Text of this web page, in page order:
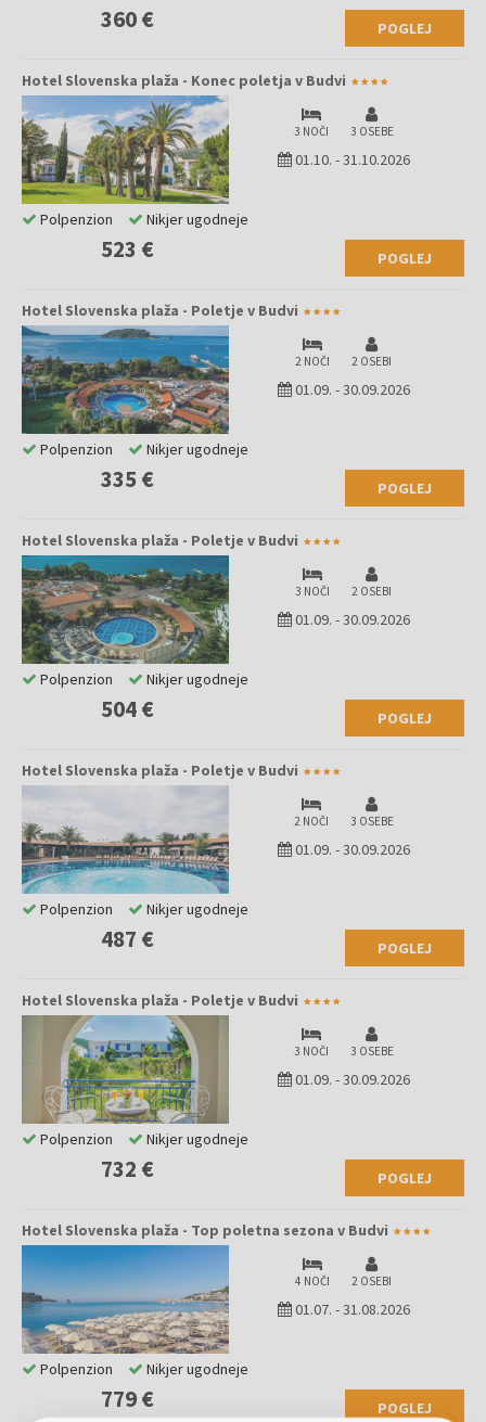
360 € POGLEJ
Hotel Slovenska plaža - Konec poletja v Budvi
3 NOČI 3 OSEBE
01.10. -31.10.2026
523 € POGLEJ
Polpenzion Nikjer ugodneje
Hotel Slovenska plaža - Poletje v Budvi
2 NOČI 2 OSEBI
01.09. -30.09.2026
335 € POGLEJ
Polpenzion Nikjer ugodneje
Hotel Slovenska plaža - Poletje v Budvi
3 NOČI 2 OSEBI
01.09. -30.09.2026
504 € POGLEJ
Polpenzion Nikjer ugodneje
Hotel Slovenska plaža - Poletje v Budvi
2 NOČI 3 OSEBE
01.09. -30.09.2026
487 € POGLEJ
Polpenzion Nikjer ugodneje
Hotel Slovenska plaža - Poletje v Budvi
3 NOČI 3 OSEBE
01.09. -30.09.2026
732 € POGLEJ
Polpenzion Nikjer ugodneje
Hotel Slovenska plaža - Top poletna sezona v Budvi
4 NOČI 2 OSEBI
01.07. -31.08.2026
779 € POGLEJ
Polpenzion Nikjer ugodneje